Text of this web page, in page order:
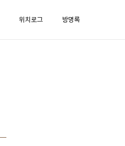
위치로그 방명록